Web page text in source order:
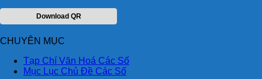
Download QR
CHUYÊN MỤC
Tạp Chí Văn Hoá Các Số
Mục Lục Chủ Đề Các Số